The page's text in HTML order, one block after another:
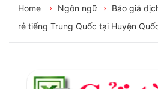
Home Ngôn ngữ
Báo giá
rẻ tiếng Trung Quốc tại Huyện